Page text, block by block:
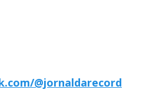
@jornaldarecord